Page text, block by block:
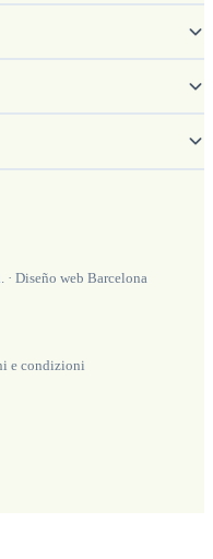
· Diseño web Barcelona
e condizioni